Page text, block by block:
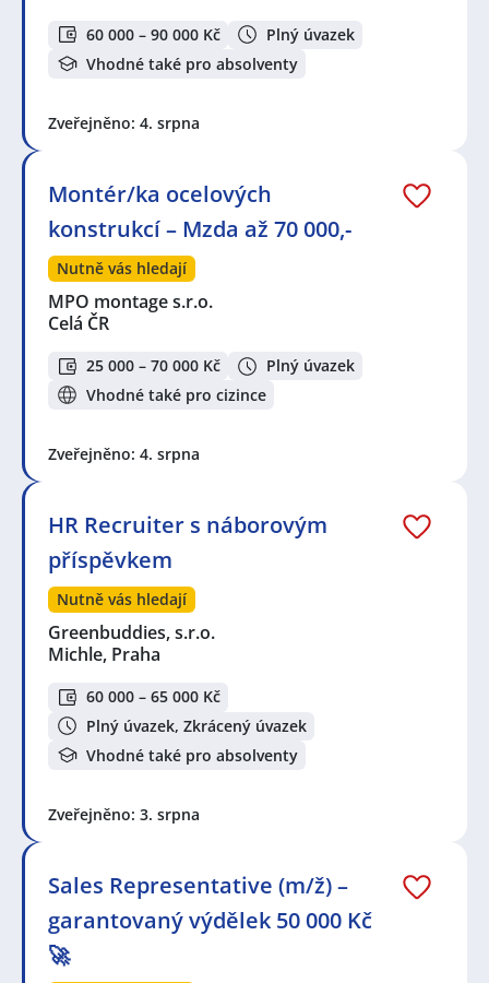
60 000 – 90 000 Kč
Plný úvazek
Vhodné také pro absolventy
Zveřejněno: 4. srpna
Montér/ka ocelových
konstrukcí – Mzda až 70 000,-
Nutně vás hledají
MPO montage s.r.o.
Celá ČR
25 000 – 70 000 Kč
Plný úvazek
Vhodné také pro cizince
Zveřejněno: 4. srpna
HR Recruiter s náborovým
příspěvkem
Nutně vás hledají
Greenbuddies, s.r.o.
Michle, Praha
60 000 – 65 000 Kč
Plný úvazek, Zkrácený úvazek
Vhodné také pro absolventy
Zveřejněno: 3. srpna
Sales Representative (m/ž) –
garantovaný výdělek 50 000 Kč
🚀